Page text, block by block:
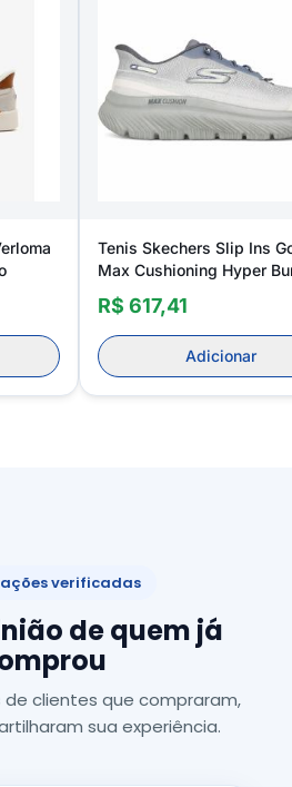
Tenis Skechers Slip Ins
Max Cushioning Hyper
Masculino
R$ 617,41
Adicionar
verificadas
de quem já
clientes que compraram,
sua experiência.